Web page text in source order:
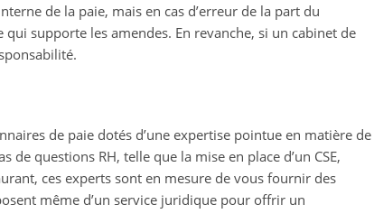
de la paie, mais en cas d’erreur de la part du
qui supporte les amendes. En revanche, si un cabinet de
de paie dotés d’une expertise pointue en matière de
de questions RH, telle que la mise en place d’un CSE,
ces experts sont en mesure de vous fournir des
même d’un service juridique pour offrir un